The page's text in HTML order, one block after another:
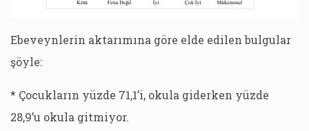
Ebeveynlerin aktarımına göre elde edilen bulgular
şöyle:
* Çocukların yüzde 71,1’i, okula giderken yüzde
28,9’u okula gitmiyor.